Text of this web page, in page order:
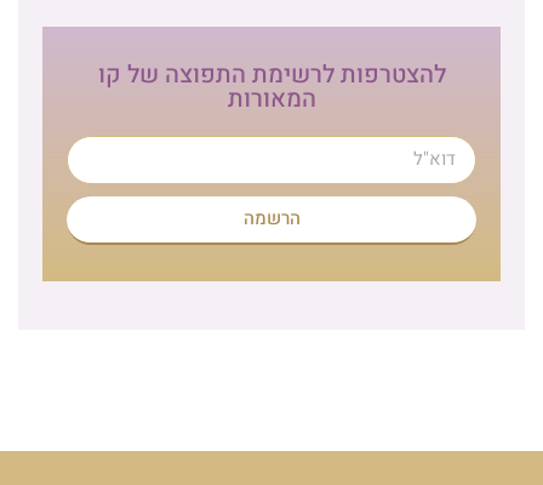
להצטרפות לרשימת התפוצה של קו
המאורות
הרשמה